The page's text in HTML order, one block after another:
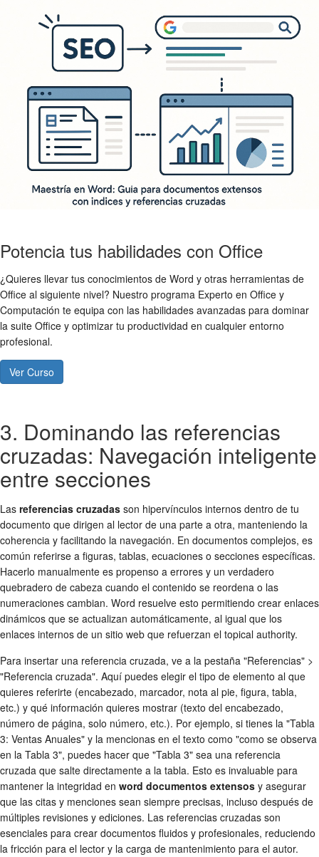
Potencia tus habilidades con Office
¿Quieres llevar tus conocimientos de Word y otras herramientas de
Office al siguiente nivel? Nuestro programa Experto en Office y
Computación te equipa con las habilidades avanzadas para dominar
la suite Office y optimizar tu productividad en cualquier entorno
profesional.
Ver Curso
3. Dominando las referencias
cruzadas: Navegación inteligente
entre secciones
Las referencias cruzadas son hipervínculos internos dentro de tu
documento que dirigen al lector de una parte a otra, manteniendo la
coherencia y facilitando la navegación. En documentos complejos, es
común referirse a figuras, tablas, ecuaciones o secciones específicas.
Hacerlo manualmente es propenso a errores y un verdadero
quebradero de cabeza cuando el contenido se reordena o las
numeraciones cambian. Word resuelve esto permitiendo crear enlaces
dinámicos que se actualizan automáticamente, al igual que los
enlaces internos de un sitio web que refuerzan el topical authority.
Para insertar una referencia cruzada, ve a la pestaña "Referencias" >
"Referencia cruzada". Aquí puedes elegir el tipo de elemento al que
quieres referirte (encabezado, marcador, nota al pie, figura, tabla,
etc.) y qué información quieres mostrar (texto del encabezado,
número de página, solo número, etc.). Por ejemplo, si tienes la "Tabla
3: Ventas Anuales" y la mencionas en el texto como "como se observa
en la Tabla 3", puedes hacer que "Tabla 3" sea una referencia
cruzada que salte directamente a la tabla. Esto es invaluable para
mantener la integridad en word documentos extensos y asegurar
que las citas y menciones sean siempre precisas, incluso después de
múltiples revisiones y ediciones. Las referencias cruzadas son
esenciales para crear documentos fluidos y profesionales, reduciendo
la fricción para el lector y la carga de mantenimiento para el autor.